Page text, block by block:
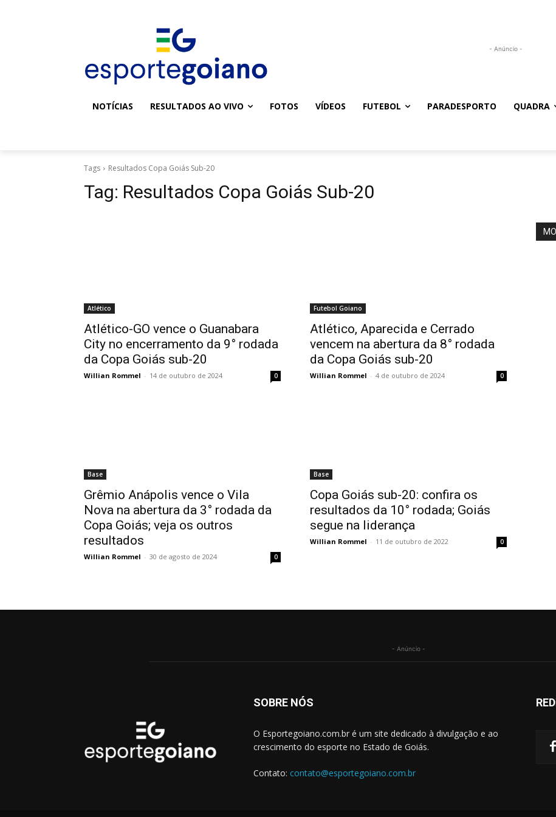
- Anúncio -
NOTÍCIAS RESULTADOS AO VIVO FOTOS VÍDEOS FUTEBOL PARADESPORTO QUADRA
Tags Resultados Copa Goiás Sub-20
Tag: Resultados Copa Goiás Sub-20
Atlético
Atlético-GO vence o Guanabara
City no encerramento da 9° rodada
da Copa Goiás sub-20
Willian Rommel - 14 de outubro de 2024 0
Futebol Goiano
Atlético, Aparecida e Cerrado
vencem na abertura da 8° rodada
da Copa Goiás sub-20
Willian Rommel - 4 de outubro de 2024 0
Base
Grêmio Anápolis vence o Vila
Nova na abertura da 3° rodada da
Copa Goiás; veja os outros
resultados
Willian Rommel - 30 de agosto de 2024 0
Base
Copa Goiás sub-20: confira os
resultados da 10° rodada; Goiás
segue na liderança
Willian Rommel - 11 de outubro de 2022 0
- Anúncio -
SOBRE NÓS
O Esportegoiano.com.br é um site dedicado à divulgação e ao
crescimento do esporte no Estado de Goiás.
Contato: contato@esportegoiano.com.br